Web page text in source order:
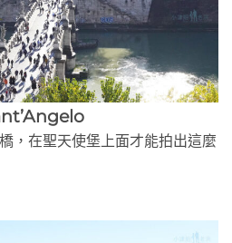
，在聖天使堡上面才能拍出這麼